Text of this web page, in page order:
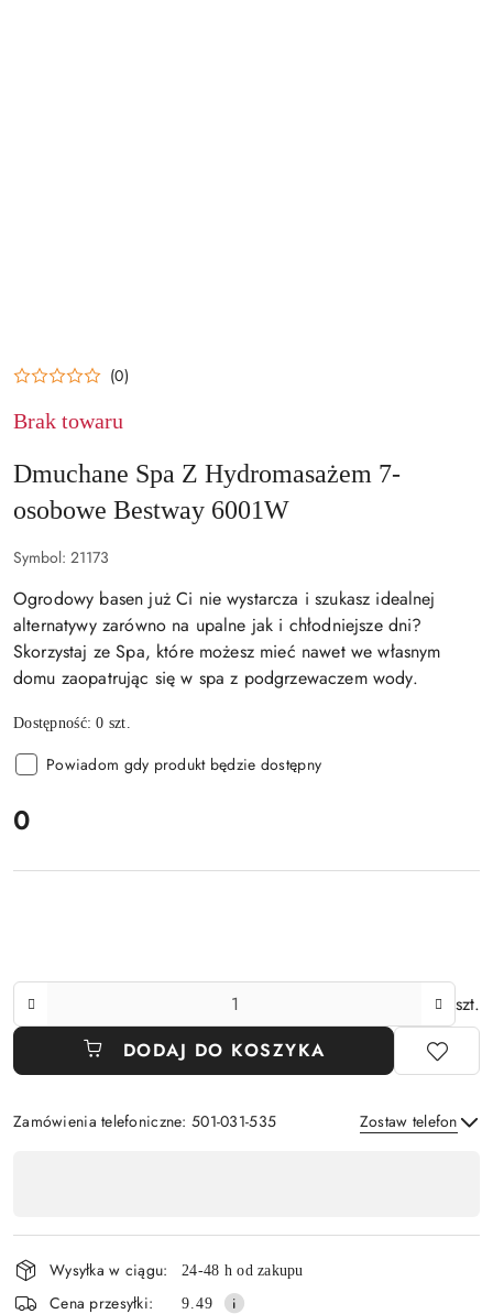
BESTWAY (0)
Brak towaru
Dmuchane Spa Z Hydromasażem 7-
osobowe Bestway 6001W
Symbol: 21173
Ogrodowy basen już Ci nie wystarcza i szukasz idealnej
alternatywy zarówno na upalne jak i chłodniejsze dni?
Skorzystaj ze Spa, które możesz mieć nawet we własnym
domu zaopatrując się w spa z podgrzewaczem wody.
Dostępność:0 szt.
Powiadom gdy produkt będzie dostępny
cena:
0
szt.
DODAJ DO KOSZYKA
Zamówienia telefoniczne: 501-031-535 Zostaw telefon
płatność
i
dostawa
Wysyłka w ciągu: 24-48 h od zakupu
Cena przesyłki: 9.49